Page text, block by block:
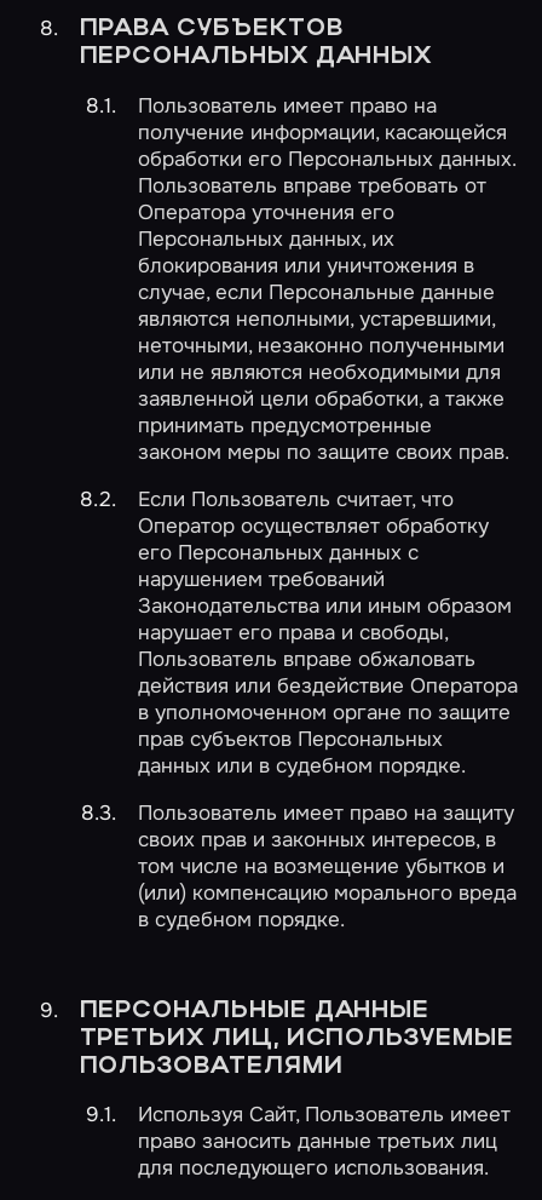
ПРАВА СУБЪЕКТОВ
ПЕРСОНАЛЬНЫХ ДАННЫХ
Пользователь имеет право на
получение информации, касающейся
обработки его Персональных данных.
Пользователь вправе требовать от
Оператора уточнения его
Персональных данных, их
блокирования или уничтожения в
случае, если Персональные данные
являются неполными, устаревшими,
неточными, незаконно полученными
или не являются необходимыми для
заявленной цели обработки, а также
принимать предусмотренные
законом меры по защите своих прав.
Если Пользователь считает, что
Оператор осуществляет обработку
его Персональных данных с
нарушением требований
Законодательства или иным образом
нарушает его права и свободы,
Пользователь вправе обжаловать
действия или бездействие Оператора
в уполномоченном органе по защите
прав субъектов Персональных
данных или в судебном порядке.
Пользователь имеет право на защиту
своих прав и законных интересов, в
том числе на возмещение убытков и
(или) компенсацию морального вреда
в судебном порядке.
ПЕРСОНАЛЬНЫЕ ДАННЫЕ
ТРЕТЬИХ ЛИЦ, ИСПОЛЬЗУЕМЫЕ
ПОЛЬЗОВАТЕЛЯМИ
Используя Сайт, Пользователь имеет
право заносить данные третьих лиц
для последующего использования.